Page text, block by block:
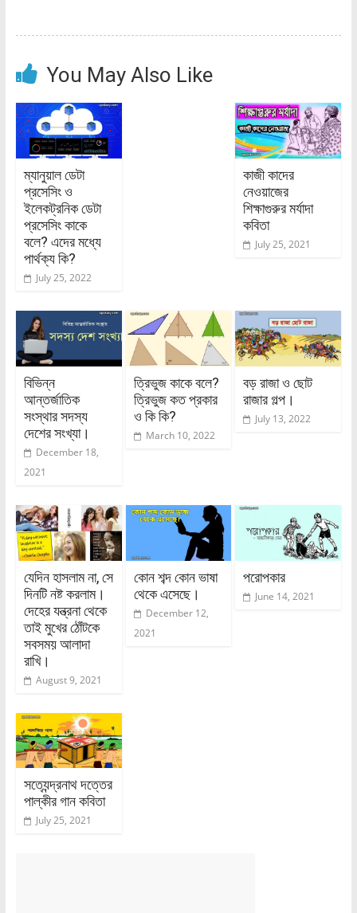
You May Also Like
ম্যানুয়াল ডেটা
প্রসেসিং ও
ইলেকট্রনিক ডেটা
প্রসেসিং কাকে
বলে? এদের মধ্যে
পার্থক্য কি?
July 25, 2022
কাজী কাদের
নেওয়াজের
শিক্ষাগুরুর মর্যাদা
কবিতা
July 25, 2021
বিভিন্ন
আন্তর্জাতিক
সংস্থার সদস্য
দেশের সংখ্যা।
December 18,
2021
ত্রিভুজ কাকে বলে?
ত্রিভুজ কত প্রকার
ও কি কি?
March 10, 2022
বড় রাজা ও ছোট
রাজার গল্প।
July 13, 2022
যেদিন হাসলাম না, সে
দিনটি নষ্ট করলাম।
দেহের যন্ত্রনা থেকে
তাই মুখের ঠোঁটকে
সবসময় আলাদা
রাখি।
August 9, 2021
কোন শব্দ কোন ভাষা
থেকে এসেছে।
December 12,
2021
পরোপকার
June 14, 2021
সত্যেন্দ্রনাথ দত্তের
পাল্কীর গান কবিতা
July 25, 2021